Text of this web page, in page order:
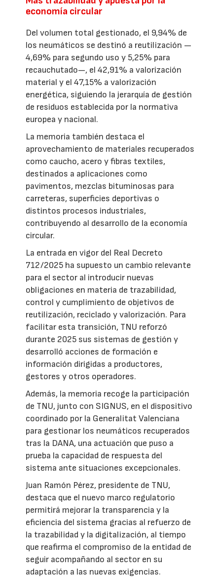
economía circular
Del volumen total gestionado, el 9,94% de
los neumáticos se destinó a reutilización —
4,69% para segundo uso y 5,25% para
recauchutado—, el 42,91% a valorización
material y el 47,15% a valorización
energética, siguiendo la jerarquía de gestión
de residuos establecida por la normativa
europea y nacional.
La memoria también destaca el
aprovechamiento de materiales recuperados
como caucho, acero y fibras textiles,
destinados a aplicaciones como
pavimentos, mezclas bituminosas para
carreteras, superficies deportivas o
distintos procesos industriales,
contribuyendo al desarrollo de la economía
circular.
La entrada en vigor del Real Decreto
712/2025 ha supuesto un cambio relevante
para el sector al introducir nuevas
obligaciones en materia de trazabilidad,
control y cumplimiento de objetivos de
reutilización, reciclado y valorización. Para
facilitar esta transición, TNU reforzó
durante 2025 sus sistemas de gestión y
desarrolló acciones de formación e
información dirigidas a productores,
gestores y otros operadores.
Además, la memoria recoge la participación
de TNU, junto con SIGNUS, en el dispositivo
coordinado por la Generalitat Valenciana
para gestionar los neumáticos recuperados
tras la DANA, una actuación que puso a
prueba la capacidad de respuesta del
sistema ante situaciones excepcionales.
Juan Ramón Pérez, presidente de TNU,
destaca que el nuevo marco regulatorio
permitirá mejorar la transparencia y la
eficiencia del sistema gracias al refuerzo de
la trazabilidad y la digitalización, al tiempo
que reafirma el compromiso de la entidad de
seguir acompañando al sector en su
adaptación a las nuevas exigencias.